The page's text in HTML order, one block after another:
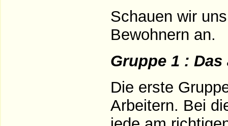
Schauen wir
Bewohnern an.
Gruppe 1 :
Die erste
Arbeitern. Bei